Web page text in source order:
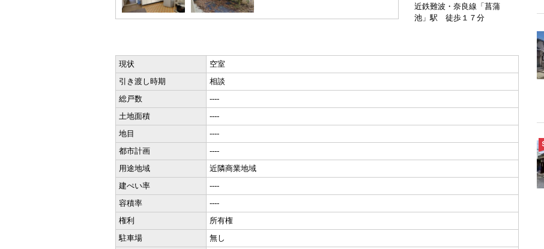
近鉄難波・奈良線「菖蒲
池」駅 徒歩１７分
現状
空室
引き渡し時期
相談
総戸数
----
土地面積
----
地目
----
都市計画
----
用途地域
近隣商業地域
建ぺい率
----
容積率
----
権利
所有権
駐車場
無し